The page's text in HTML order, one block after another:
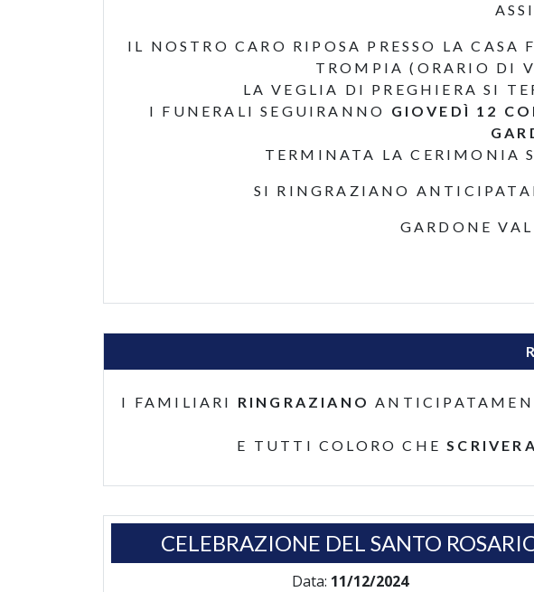
IL NOSTRO CARO RIPOSA PRESSO LA
TROMPIA (ORARIO DI
LA VEGLIA DI PREGHIERA SI
I FUNERALI SEGUIRANNO GIOVEDÌ 12
TERMINATA LA CERIMONIA
SI RINGRAZIANO
GARDONE
I FAMILIARI RINGRAZIANO
E TUTTI COLORO CHE
CELEBRAZIONE DEL SANTO
Data: 11/12/2024